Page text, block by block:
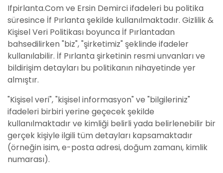
Ifpirlanta.Com ve Ersin Demirci ifadeleri bu politika
süresince İf Pırlanta şekilde kullanılmaktadır. Gizlilik &
Kişisel Veri Politikası boyunca İf Pırlantadan
bahsedilirken "biz", "şirketimiz" şeklinde ifadeler
kullanılabilir. İf Pırlanta şirketinin resmi unvanları ve
bildirişim detayları bu politikanın nihayetinde yer
almıştır.
"Kişisel veri", "kişisel informasyon" ve "bilgileriniz"
ifadeleri birbiri yerine geçecek şekilde
kullanılmaktadır ve kimliği belirli yada belirlenebilir bir
gerçek kişiyle ilgili tüm detayları kapsamaktadır
(örneğin isim, e-posta adresi, doğum zamanı, kimlik
numarası).